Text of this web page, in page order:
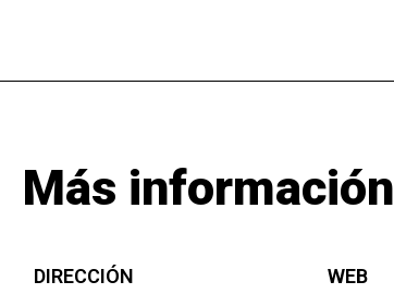
Más información
DIRECCIÓN WEB